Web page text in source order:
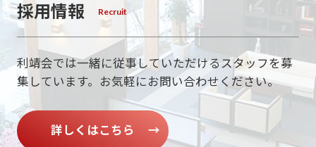
採用情報
利靖会では一緒に従事していただけるスタッフを募
集しています。
お気軽にお問い合わせください。
詳しくはこちら →